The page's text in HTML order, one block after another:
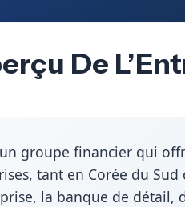
De
groupe financier qui
tant en Corée du Sud
la banque de détail,